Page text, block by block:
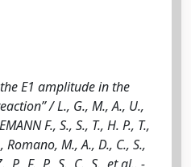
E1 amplitude in the
/ L., G., M., A., U.,
F., S., S., T., H. P., T.,
Romano, M., A., D., C., S.,